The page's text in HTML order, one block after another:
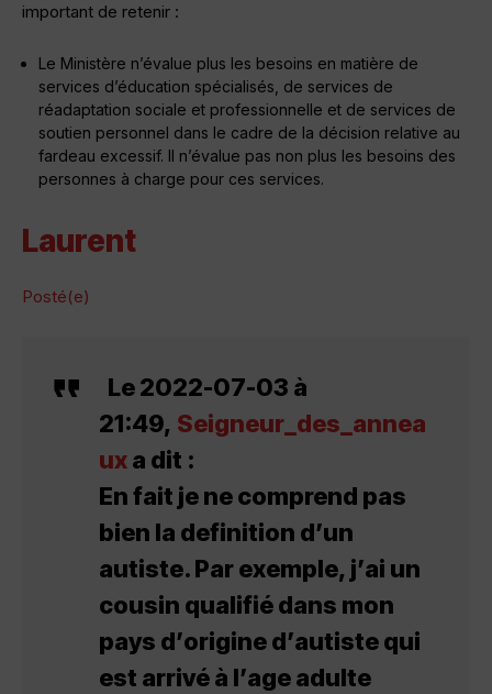
important de retenir :
Le Ministère n’évalue plus les besoins en matière de
services d’éducation spécialisés, de services de
réadaptation sociale et professionnelle et de services de
soutien personnel dans le cadre de la décision relative au
fardeau excessif. Il n’évalue pas non plus les besoins des
personnes à charge pour ces services.
Laurent
Posté(e)
Le 2022-07-03 à
21:49, Seigneur_des_annea
uxa dit :
En fait je ne comprend pas
bien la definition d’un
autiste. Par exemple, j’ai un
cousin qualifié dans mon
pays d’origine d’autiste qui
est arrivé à l’age adulte